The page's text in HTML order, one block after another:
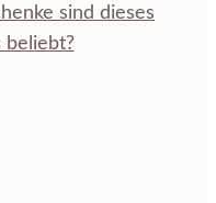
sind dieses
beliebt?